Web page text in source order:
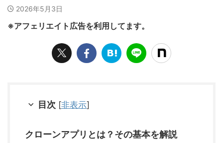
2026年5月3日
※アフェリエイト広告を利用してます。
目次 [非表示]
クローンアプリとは？その基本を解説